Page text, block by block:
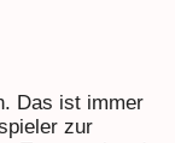
Das ist immer
zur